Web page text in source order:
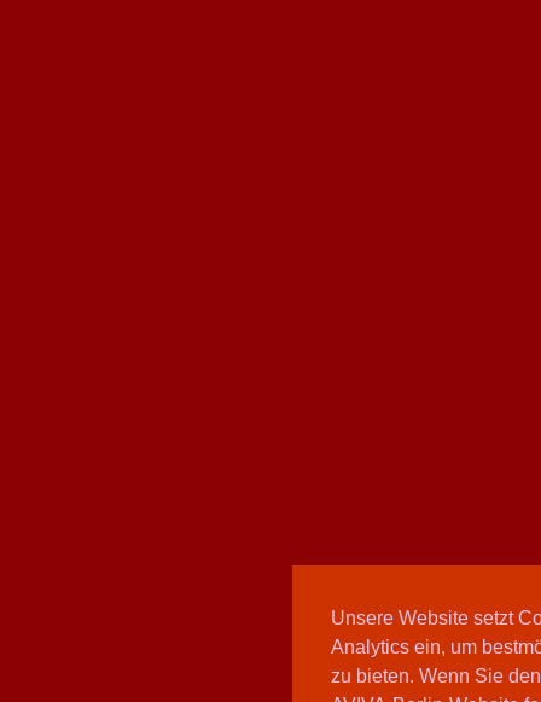
Unsere Website setzt
Analytics ein, um
zu bieten. Wenn Sie